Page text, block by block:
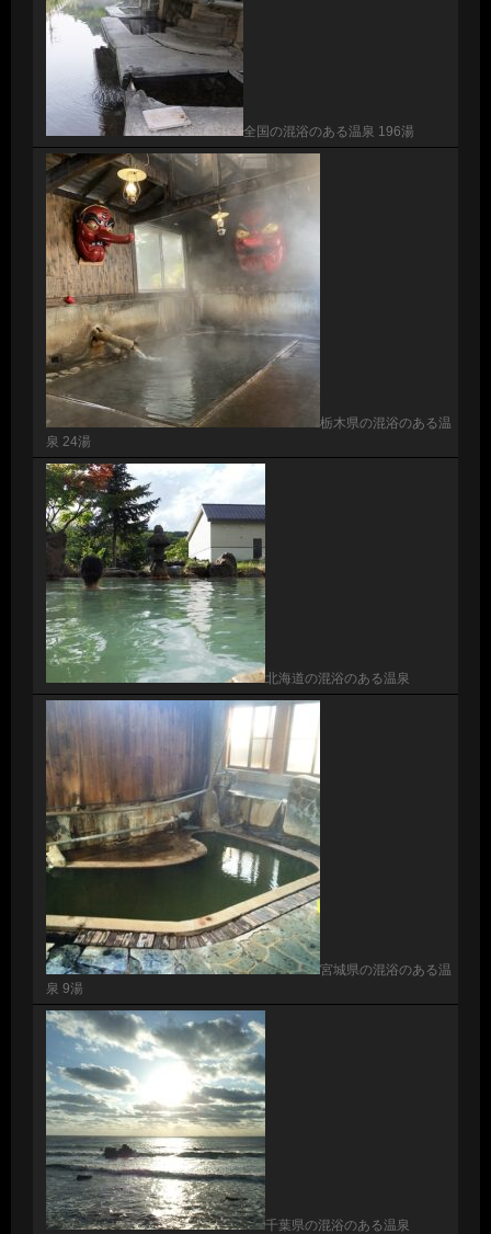
全国の混浴のある温泉 196湯
栃木県の混浴のある温
泉 24湯
北海道の混浴のある温泉
宮城県の混浴のある温
泉 9湯
千葉県の混浴のある温泉